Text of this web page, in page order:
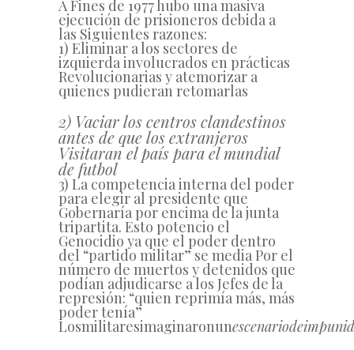
A Fines de 1977 hubo una masiva
ejecución de prisioneros debida a
las Siguientes razones:
1) Eliminar a los sectores de
izquierda involucrados en prácticas
Revolucionarias y atemorizar a
quienes pudieran retomarlas
2) Vaciar los centros clandestinos
antes de que los extranjeros
Visitaran el país para el mundial
de futbol
3) La competencia interna del poder
para elegir al presidente que
Gobernaría por encima de la junta
tripartita. Esto potencio el
Genocidio ya que el poder dentro
del “partido militar” se media Por el
número de muertos y detenidos que
podían adjudicarse a los Jefes de la
represión: “quien reprimía más, más
poder tenía”
Losmilitaresimaginaronunescenariode